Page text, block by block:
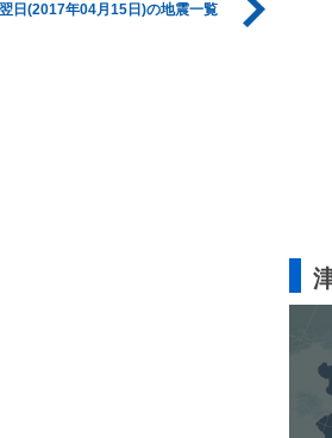
翌日(2017年04月15日)の地震一覧